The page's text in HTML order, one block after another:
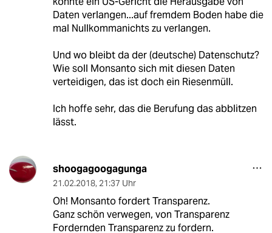
Daten verlangen...auf fremdem Boden habe die
mal Nullkommanichts zu verlangen.
Und wo bleibt da der (deutsche) Datenschutz?
Wie soll Monsanto sich mit diesen Daten
verteidigen, das ist doch ein Riesenmüll.
Ich hoffe sehr, das die Berufung das abblitzen
lässt.
shoogagoogagunga
21.02.2018, 21:37 Uhr
Oh! Monsanto fordert Transparenz.
Ganz schön verwegen, von Transparenz
Fordernden Transparenz zu fordern.